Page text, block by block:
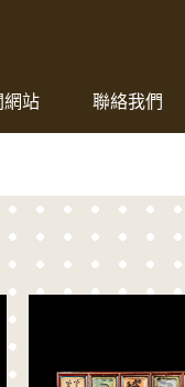
展中心
網站 聯絡我們